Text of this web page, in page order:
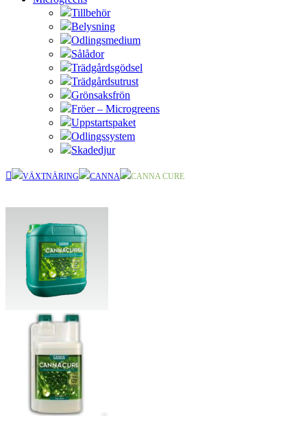
Tillbehör
Belysning
Odlingsmedium
Sålådor
Trädgårdsgödsel
Trädgårdsutrust
Grönsaksfrön
Fröer – Microgreens
Uppstartspaket
Odlingssystem
Skadedjur
VÄXTNÄRING CANNA CANNA CURE